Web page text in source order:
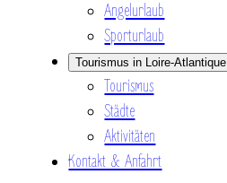
Angelurlaub
Sporturlaub
Tourismus in Loire-Atlantique
Tourismus
Städte
Aktivitäten
Kontakt & Anfahrt